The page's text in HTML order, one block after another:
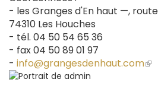
- les Granges d'En haut —,
74310 Les Houches
- tél. 04 50 54 65 36
- fax 04 50 89 01 97
- info@grangesdenhaut.com(le